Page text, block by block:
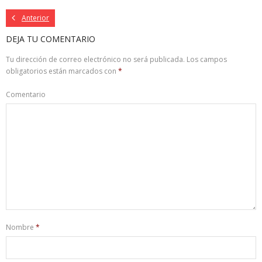
Anterior
DEJA TU COMENTARIO
Tu dirección de correo electrónico no será publicada. Los campos
obligatorios están marcados con *
Comentario
Nombre *